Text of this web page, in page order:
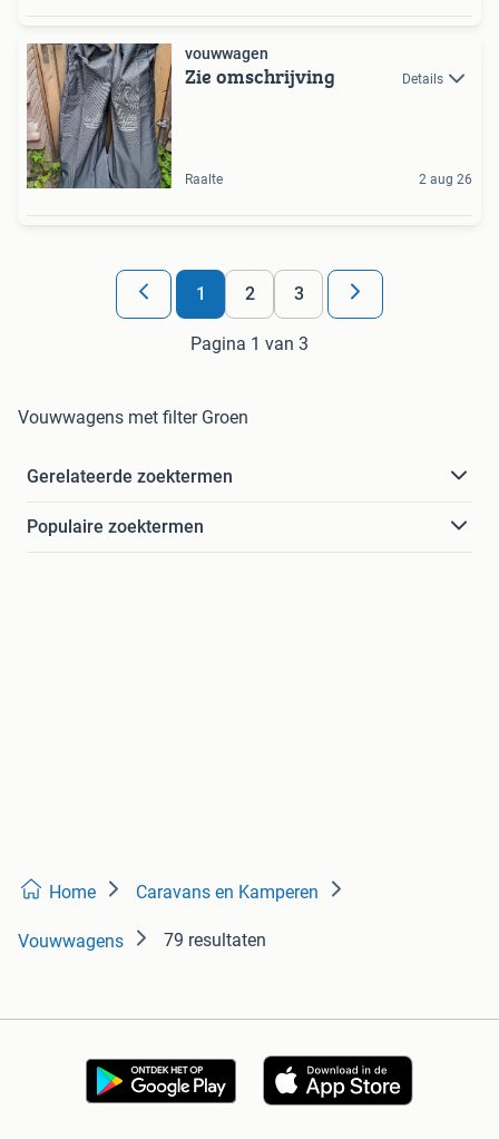
vouwwagen
Zie omschrijving Details
Raalte 2 aug 26
1 2 3
Pagina 1 van 3
Vouwwagens met filter Groen
Gerelateerde zoektermen
Populaire zoektermen
Home Caravans en Kamperen
Vouwwagens 79 resultaten